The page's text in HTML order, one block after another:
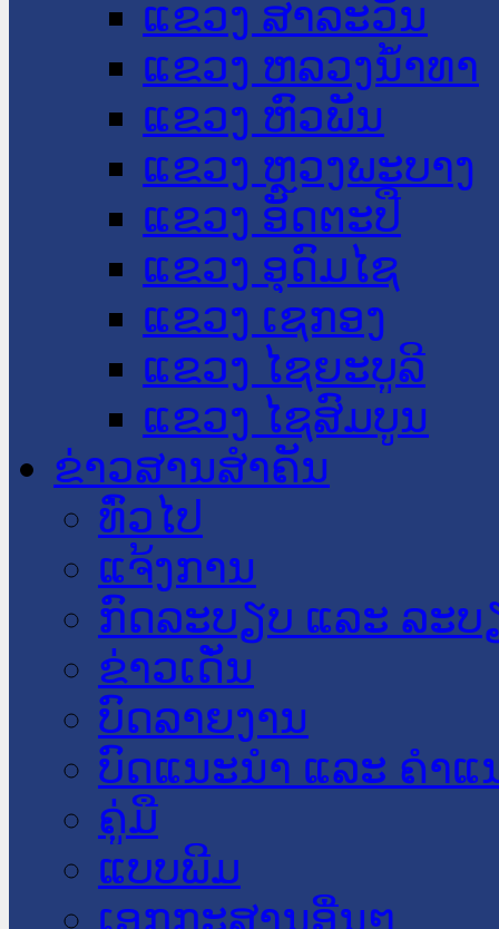
ແຂວງ ສາລະວັນ
ແຂວງ ຫລວງນໍ້າທາ
ແຂວງ ຫົວພັນ
ແຂວງ ຫຼວງພະບາງ
ແຂວງ ອັດຕະປື
ແຂວງ ອຸດົມໄຊ
ແຂວງ ເຊກອງ
ແຂວງ ໄຊຍະບູລີ
ແຂວງ ໄຊສົມບູນ
ຂ່າວສານສໍາຄັນ
​ທົ່ວ​ໄປ
ແຈ້ງການ
ກົດລະບຽບ ແລະ ລະບ
ຂ່າວເດັ່ນ
ບົດລາຍງານ
ບົດແນະນໍາ ແລະ ຄໍາແ
ຄູ່ມື
ແບບພີມ
ເອກກະສານອື່ນໆ